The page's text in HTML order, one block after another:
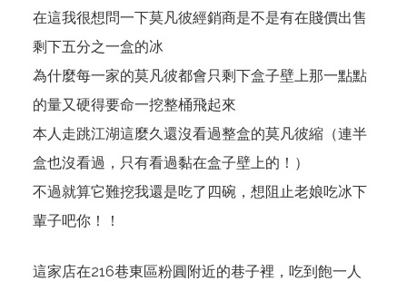
在這我很想問一下莫凡彼經銷商是不是有在賤價出售
剩下五分之一盒的冰
為什麼每一家的莫凡彼都會只剩下盒子壁上那一點點
的量又硬得要命一挖整桶飛起來
本人走跳江湖這麼久還沒看過整盒的莫凡彼縮（連半
盒也沒看過，只有看過黏在盒子壁上的！）
不過就算它難挖我還是吃了四碗，想阻止老娘吃冰下
輩子吧你！！
這家店在216巷東區粉圓附近的巷子裡，吃到飽一人